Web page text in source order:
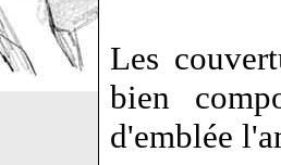
Les
bien
d'emblée